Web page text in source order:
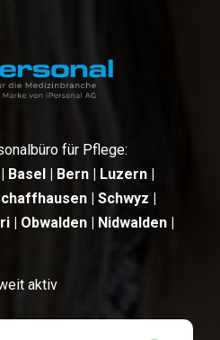
für Pflege:
| Bern | Luzern |
| Schwyz |
| Obwalden | Nidwalden |
aktiv